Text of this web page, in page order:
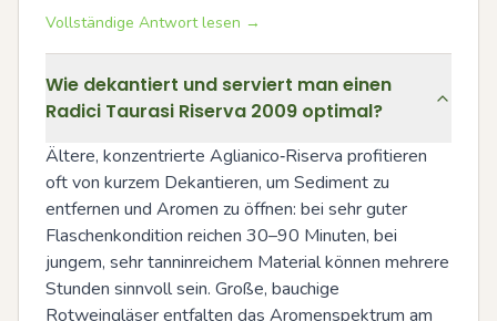
Vollständige Antwort lesen →
Wie dekantiert und serviert man einen
Radici Taurasi Riserva 2009 optimal?
Ältere, konzentrierte Aglianico‑Riserva profitieren
oft von kurzem Dekantieren, um Sediment zu
entfernen und Aromen zu öffnen: bei sehr guter
Flaschenkondition reichen 30–90 Minuten, bei
jungem, sehr tanninreichem Material können mehrere
Stunden sinnvoll sein. Große, bauchige
Rotweingläser entfalten das Aromenspektrum am